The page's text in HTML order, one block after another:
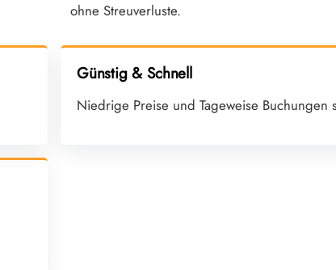
ohne Streuverluste.
Günstig & Schnell
Niedrige Preise und Tageweise Buchungen